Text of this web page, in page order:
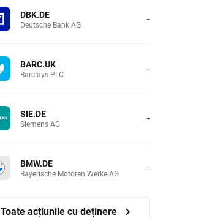
DBK.DE
Deutsche Bank AG -
BARC.UK
Barclays PLC -
SIE.DE
Siemens AG -
BMW.DE
Bayerische Motoren Werke AG -
Toate acțiunile cu deținere